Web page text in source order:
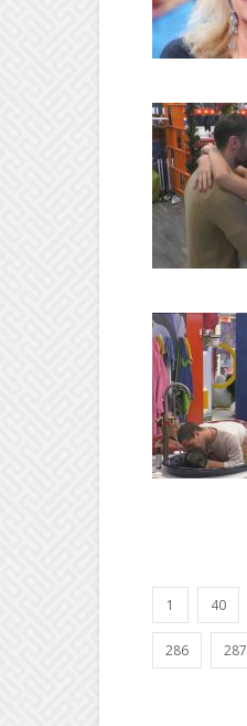
1 40
286 287